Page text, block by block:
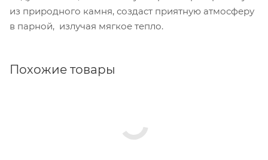
из природного камня, создаст приятную атмосферу
в парной, излучая мягкое тепло.
Похожие товары